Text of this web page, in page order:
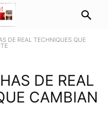
DE REAL TECHNIQUES QUE
DE REAL
CAMBIAN